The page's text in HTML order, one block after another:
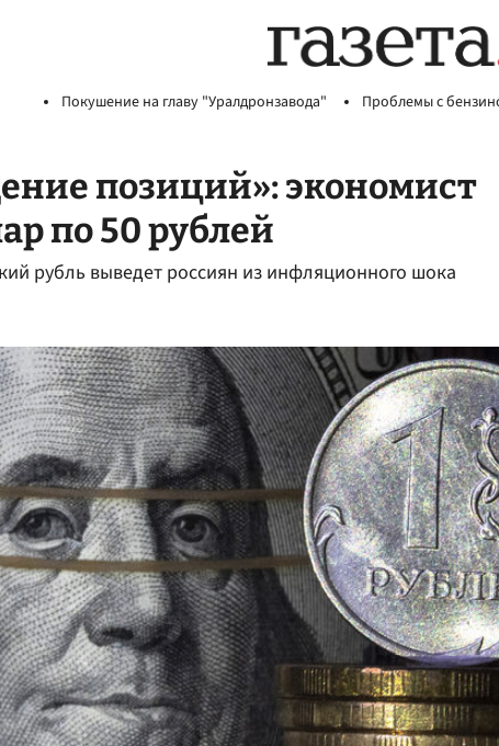
Покушение на главу "Уралдронзавода" Проблемы с
позиций»: экономист
по 50 рублей
рубль выведет россиян из инфляционного шока